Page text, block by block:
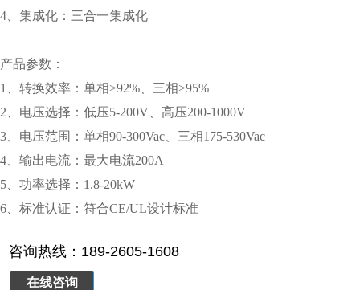
4、集成化：三合一集成化
产品参数：
1、转换效率：单相>92%、三相>95%
2、电压选择：低压5-200V、高压200-1000V
3、电压范围：单相90-300Vac、三相175-530Vac
4、输出电流：最大电流200A
5、功率选择：1.8-20kW
6、标准认证：符合CE/UL设计标准
在线咨询
咨询热线：189-2605-1608